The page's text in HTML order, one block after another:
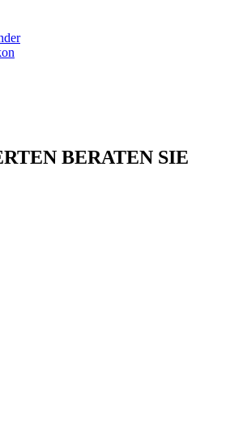
BERATEN SIE